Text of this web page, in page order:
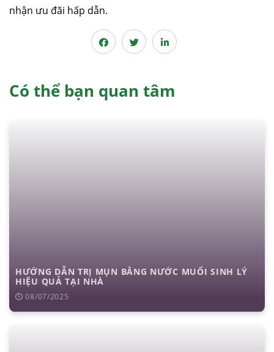
nhận ưu đãi hấp dẫn.
Có thể bạn quan tâm
HƯỚNG DẪN TRỊ MỤN BẰNG NƯỚC MUỐI SINH LÝ
HIỆU QUẢ TẠI NHÀ
08/07/2025